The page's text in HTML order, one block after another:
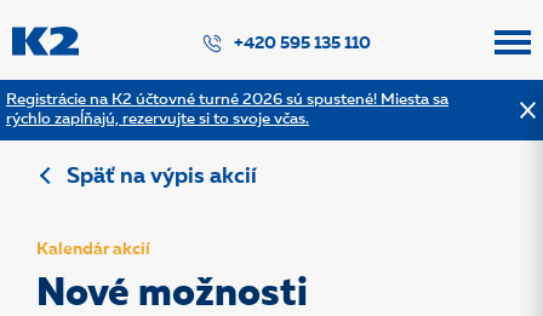
Registrácie na K2 účtovné turné 2026 sú spustené! Miesta sa
rýchlo zapĺňajú, rezervujte si to svoje včas.
+420 595 135 110
Späť na výpis akcií
Kalendár akcií
Nové možnosti